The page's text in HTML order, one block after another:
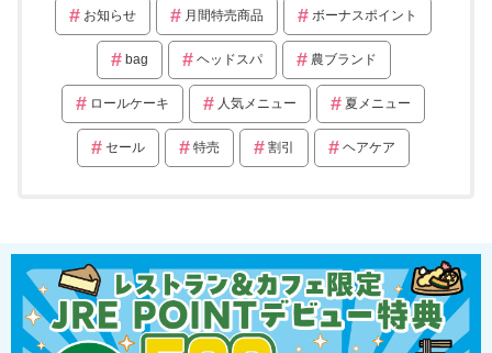
お知らせ 月間特売商品 ボーナスポイント
bag ヘッドスパ 農ブランド
ロールケーキ 人気メニュー 夏メニュー
セール 特売 割引 ヘアケア